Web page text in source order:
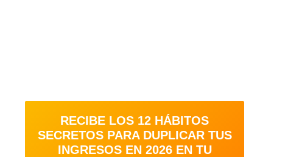
RECIBE LOS 12 HÁBITOS
SECRETOS PARA DUPLICAR TUS
INGRESOS EN 2026 EN TU